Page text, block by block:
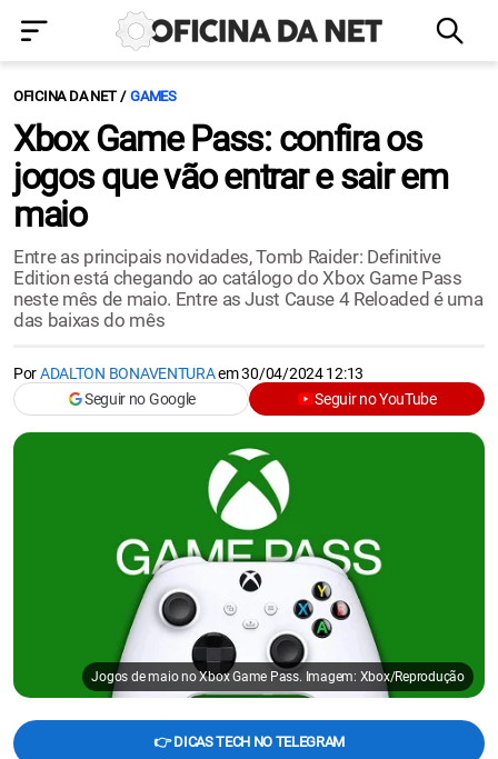
OFICINA DA NET GAMES
Xbox Game Pass: confira os
jogos que vão entrar e sair em
maio
Entre as principais novidades, Tomb Raider: Definitive
Edition está chegando ao catálogo do Xbox Game Pass
neste mês de maio. Entre as Just Cause 4 Reloaded é uma
das baixas do mês
PorADALTON BONAVENTURAem30/04/2024 12:13
Seguir no Google
Seguir no YouTube
Jogos de maio no Xbox Game Pass. Imagem: Xbox/Reprodução
👉 DICAS TECH NO TELEGRAM